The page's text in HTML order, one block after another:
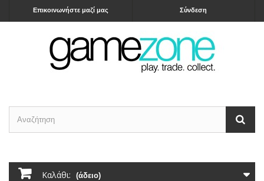
Σύνδεση
Επικοινωνήστε μαζί μας
Καλάθι: (άδειο)